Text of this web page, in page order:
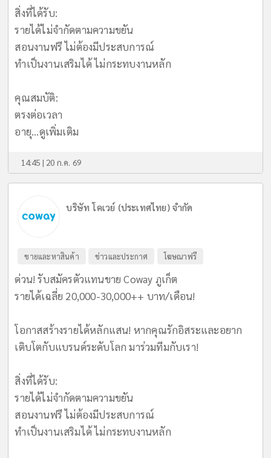
​สิ่งที่ได้รับ:
รายได้ไม่จำกัดตามความขยัน
สอนงานฟรี ไม่ต้องมีประสบการณ์
ทำเป็นงานเสริมได้ ไม่กระทบงานหลัก
​คุณสมบัติ:
ตรงต่อเวลา
อายุ...ดูเพิ่มเติม
14:45 | 20 ก.ค. 69
บริษัท โคเวย์ (ประเทศไทย) จำกัด
ขายและหาสินค้า ข่าวและประกาศ โฆษณาฟรี
ด่วน! รับสมัครตัวแทนขาย Coway ภูเก็ต
รายได้เฉลี่ย 20,000-30,000++ บาท/เดือน!
​โอกาสสร้างรายได้หลักแสน! หากคุณรักอิสระและอยาก
เติบโตกับแบรนด์ระดับโลก มาร่วมทีมกับเรา!
​สิ่งที่ได้รับ:
รายได้ไม่จำกัดตามความขยัน
สอนงานฟรี ไม่ต้องมีประสบการณ์
ทำเป็นงานเสริมได้ ไม่กระทบงานหลัก